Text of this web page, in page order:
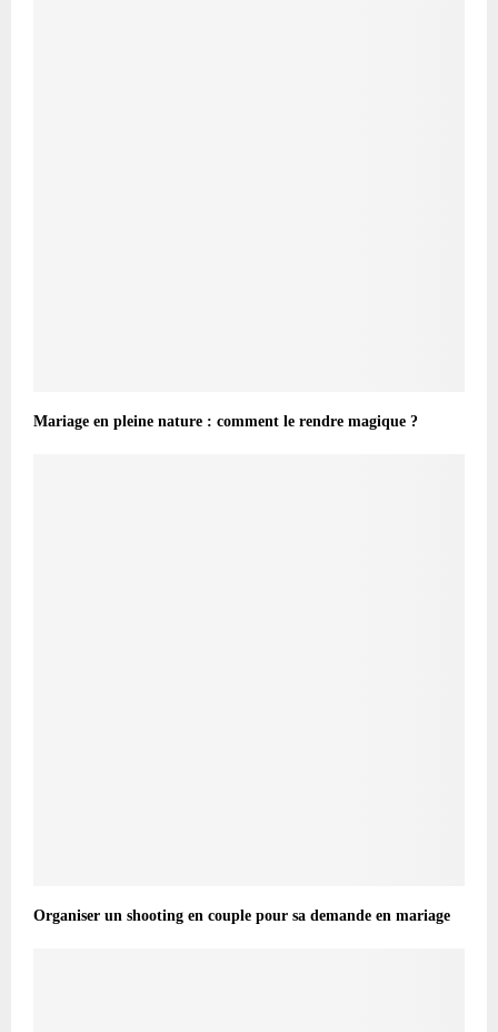
Mariage en pleine nature : comment le rendre magique ?
Organiser un shooting en couple pour sa demande en mariage